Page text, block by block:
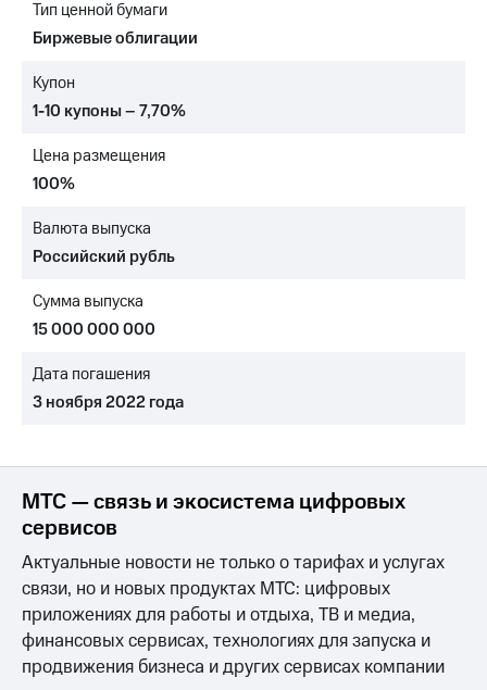
МТС
Контакты
в
регионе
и акционерам
управление
секретарь
информации
Информация
акционерам
Документы
ПАО
"МТС"
Собрания
акционеров
Личный
Тип ценной бумаги
Биржевые облигации
Купон
1-10 купоны – 7,70%
Цена размещения
100%
Валюта выпуска
Российский рубль
Сумма выпуска
15 000 000 000
Дата погашения
3 ноября 2022 года
МТС — связь и экосистема цифровых
сервисов
Актуальные новости не только о тарифах и услугах
связи, но и новых продуктах МТС: цифровых
приложениях для работы и отдыха, ТВ и медиа,
финансовых сервисах, технологиях для запуска и
продвижения бизнеса и других сервисах компании